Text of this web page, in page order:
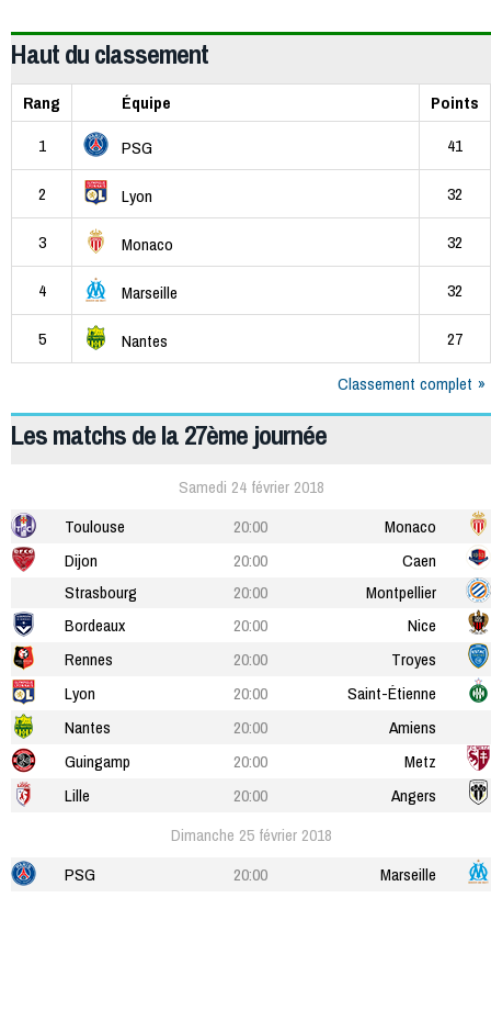
Haut du classement
Rang Équipe
Points
1
PSG 41
2 Lyon 32
3 Monaco 32
4 Marseille 32
5 Nantes
27
Classement complet
Les matchs de la 27ème journée
Samedi 24 février 2018
Toulouse
20:00
Monaco
Dijon
20:00
Caen
Strasbourg
20:00
Montpellier
Bordeaux
20:00
Nice
Rennes
20:00
Troyes
Lyon
20:00
Saint-Étienne
Nantes
20:00
Amiens
Guingamp
20:00
Metz
Lille
20:00
Angers
Dimanche 25 février 2018
PSG
20:00 Marseille